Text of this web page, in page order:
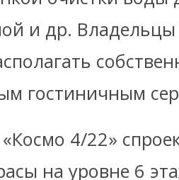
и др.
гостиничным
«Космо 4/22»
на уровне 6